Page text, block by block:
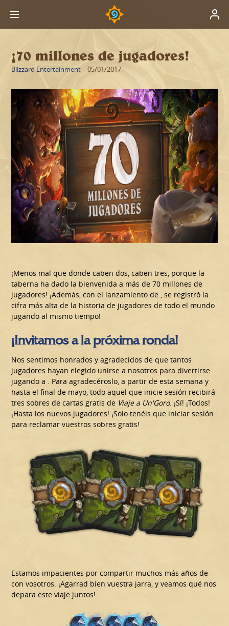
¡70 millones de jugadores!
Blizzard Entertainment 05/01/2017
¡Menos mal que donde caben dos, caben tres, porque la
taberna ha dado la bienvenida a más de 70 millones de
jugadores! ¡Además, con el lanzamiento de , se registró la
cifra más alta de la historia de jugadores de todo el mundo
jugando al mismo tiempo!
¡Invitamos a la próxima ronda!
Nos sentimos honrados y agradecidos de que tantos
jugadores hayan elegido unirse a nosotros para divertirse
jugando a . Para agradecéroslo, a partir de esta semana y
hasta el final de mayo, todo aquel que inicie sesión recibirá
tres sobres de cartas gratis de Viaje a Un'Goro. ¡Sí! ¡Todos!
¡Hasta los nuevos jugadores! ¡Solo tenéis que iniciar sesión
para reclamar vuestros sobres gratis!
Estamos impacientes por compartir muchos más años de
con vosotros. ¡Agarrad bien vuestra jarra, y veamos qué nos
depara este viaje juntos!